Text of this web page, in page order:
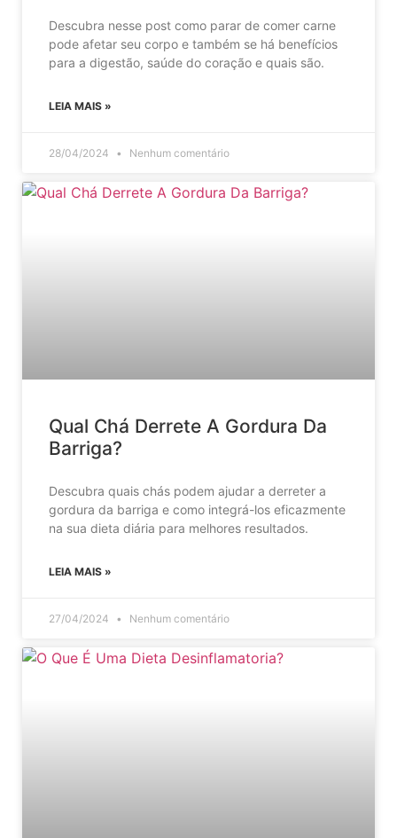
Descubra nesse post como parar de comer carne
pode afetar seu corpo e também se há benefícios
para a digestão, saúde do coração e quais são.
LEIA MAIS »
28/04/2024 Nenhum comentário
Qual Chá Derrete A Gordura Da
Barriga?
Descubra quais chás podem ajudar a derreter a
gordura da barriga e como integrá-los eficazmente
na sua dieta diária para melhores resultados.
LEIA MAIS »
27/04/2024 Nenhum comentário